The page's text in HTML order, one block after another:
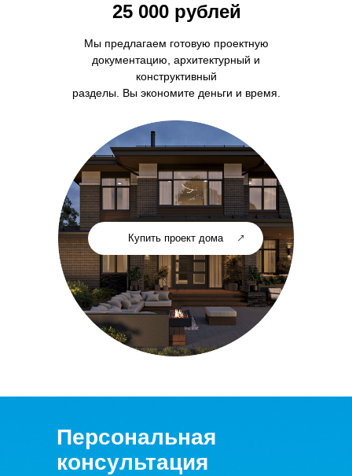
Купить проект дома
25 000 рублей
Мы предлагаем готовую проектную
документацию, архитектурный и
конструктивный
разделы. Вы экономите деньги и время.
Персональная
консультация